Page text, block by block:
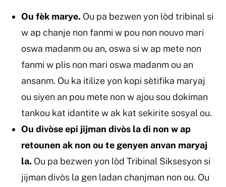
Ou fèk marye. Ou pa bezwen yon lòd tribinal si
w ap chanje non fanmi w pou non nouvo mari
oswa madanm ou an, oswa si w ap mete non
fanmi w plis non mari oswa madanm ou an
ansanm. Ou ka itilize yon kopi sètifika maryaj
ou siyen an pou mete non w ajou sou dokiman
tankou kat idantite w ak kat sekirite sosyal ou.
Ou divòse epi jijman divòs la di non w ap
retounen ak non ou te genyen anvan maryaj
la. Ou pa bezwen yon lòd Tribinal Siksesyon si
jijman divòs la gen ladan chanjman non ou. Ou